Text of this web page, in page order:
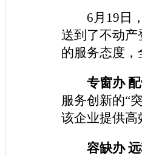
6月19日
送到了不动产
的服务态度，
专窗办
服务创新的“
该企业提供高
容缺办